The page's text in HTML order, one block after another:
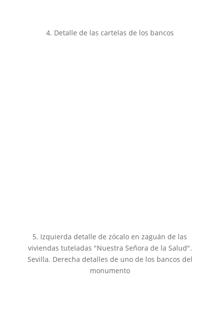
4. Detalle de las cartelas de los bancos
5. Izquierda detalle de zócalo en zaguán de las
viviendas tuteladas "Nuestra Señora de la Salud".
Sevilla. Derecha detalles de uno de los bancos del
monumento